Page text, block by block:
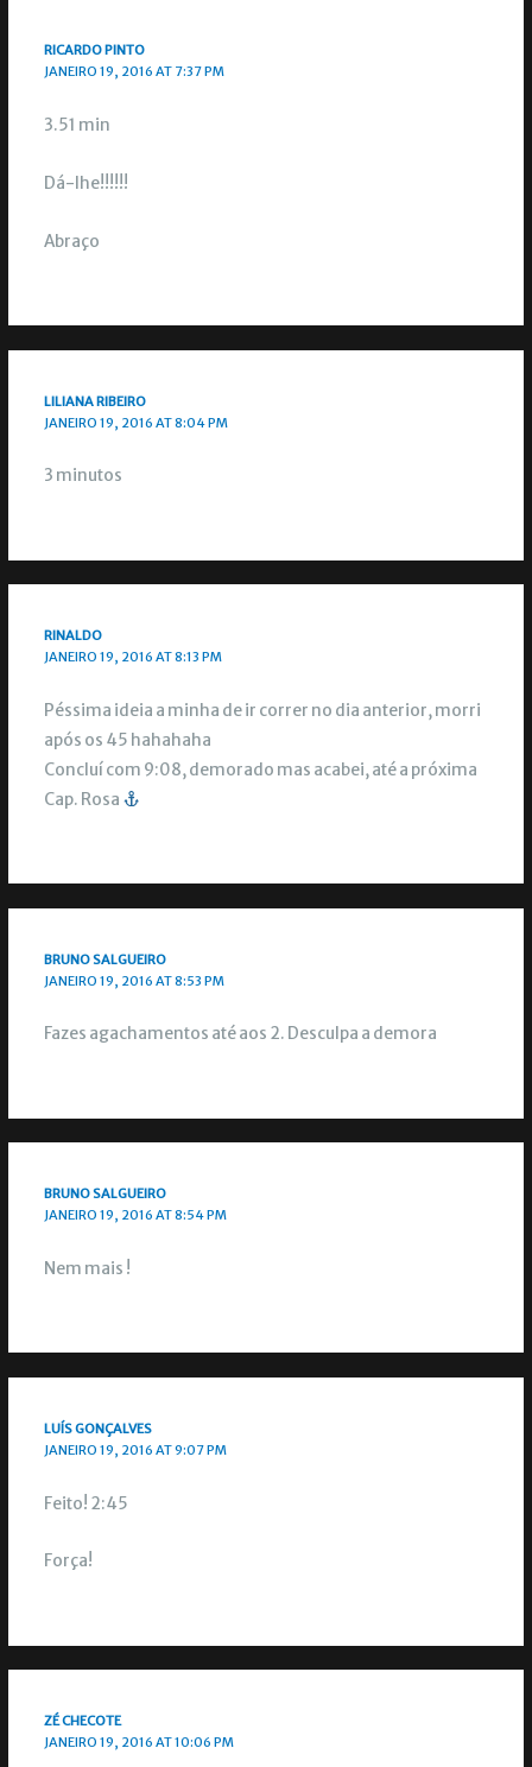
RICARDO PINTO
JANEIRO 19, 2016 AT 7:37 PM
3.51 min
Dá-lhe!!!!!!
Abraço
LILIANA RIBEIRO
JANEIRO 19, 2016 AT 8:04 PM
3 minutos
RINALDO
JANEIRO 19, 2016 AT 8:13 PM
Péssima ideia a minha de ir correr no dia anterior, morri
após os 45 hahahaha
Concluí com 9:08, demorado mas acabei, até a próxima
Cap. Rosa
BRUNO SALGUEIRO
JANEIRO 19, 2016 AT 8:53 PM
Fazes agachamentos até aos 2. Desculpa a demora
BRUNO SALGUEIRO
JANEIRO 19, 2016 AT 8:54 PM
Nem mais !
LUÍS GONÇALVES
JANEIRO 19, 2016 AT 9:07 PM
Feito! 2:45
Força!
ZÉ CHECOTE
JANEIRO 19, 2016 AT 10:06 PM